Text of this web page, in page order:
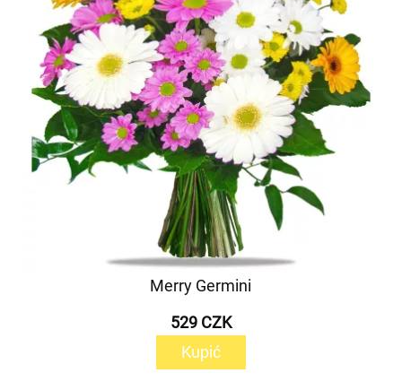
Merry Germini
529 CZK
Kupić